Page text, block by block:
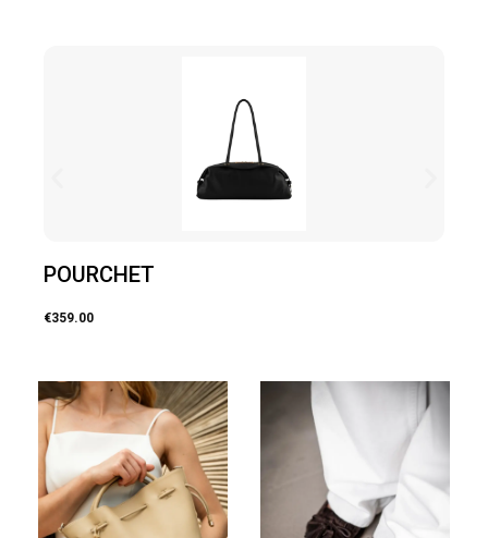
POURCHET
€359.00